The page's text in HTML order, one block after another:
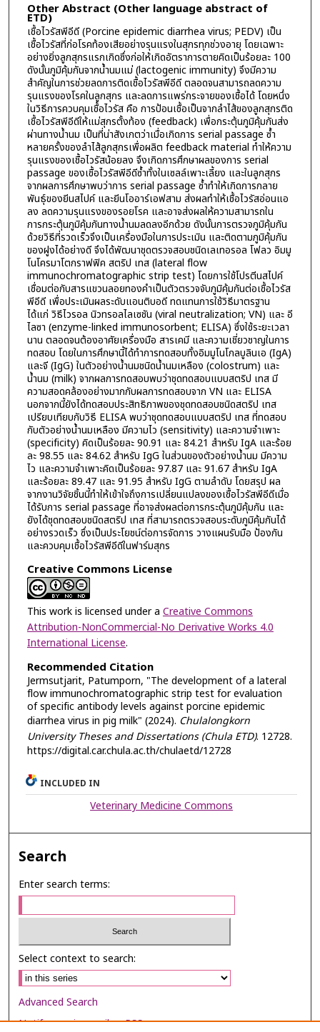
Other Abstract (Other language abstract of
ETD)
เชื้อไวรัสพีอีดี (Porcine epidemic diarrhea virus; PEDV) เป็น
เชื้อไวรัสที่ก่อโรคท้องเสียอย่างรุนแรงในสุกรทุกช่วงอายุ โดยเฉพาะ
อย่างยิ่งลูกสุกรแรกเกิดซึ่งก่อให้เกิดอัตราการตายคิดเป็นร้อยละ 100
ดังนั้นภูมิคุ้มกันจากน้ำนมแม่ (lactogenic immunity) จึงมีความ
สำคัญในการช่วยลดการติดเชื้อไวรัสพีอีดี ตลอดจนสามารถลดความ
รุนแรงของโรคในลูกสุกร และลดการแพร่กระจายของเชื้อได้ โดยหนึ่ง
ในวิธีการควบคุมเชื้อไวรัส คือ การป้อนเชื้อเป็นจากลำไส้ของลูกสุกรติด
เชื้อไวรัสพีอีดีให้แม่สุกรตั้งท้อง (feedback) เพื่อกระตุ้นภูมิคุ้มกันส่ง
ผ่านทางน้ำนม เป็นที่น่าสังเกตว่าเมื่อเกิดการ serial passage ซ้ำ
หลายครั้งของลำไส้ลูกสุกรเพื่อผลิต feedback material ทำให้ความ
รุนแรงของเชื้อไวรัสน้อยลง จึงเกิดการศึกษาผลของการ serial
passage ของเชื้อไวรัสพีอีดีซ้ำทั้งในเซลล์เพาะเลี้ยง และในลูกสุกร
จากผลการศึกษาพบว่าการ serial passage ซ้ำทำให้เกิดการกลาย
พันธุ์ของยีนสไปค์ และยีนโออาร์เอฟสาม ส่งผลทำให้เชื้อไวรัสอ่อนแอ
ลง ลดความรุนแรงของรอยโรค และอาจส่งผลให้ความสามารถใน
การกระตุ้นภูมิคุ้มกันทางน้ำนมลดลงอีกด้วย ดังนั้นการตรวจภูมิคุ้มกัน
ด้วยวิธีที่รวดเร็วจึงเป็นเครื่องมือในการประเมิน และติดตามภูมิคุ้มกัน
ของฝูงได้อย่างดี จึงได้พัฒนาชุดตรวจสอบชนิดเลเทอรอล โฟลว อิมมู
โนโครมาโตกราฟฟิค สตริป เทส (lateral flow
immunochromatographic strip test) โดยการใช้โปรตีนสไปค์
เชื่อมต่อกับสารแขวนลอยทองคำเป็นตัวตรวจจับภูมิคุ้มกันต่อเชื้อไวรัส
พีอีดี เพื่อประเมินผลระดับแอนติบอดี ทดแทนการใช้วิธีมาตรฐาน
ได้แก่ วิธีไวรอล นิวทรอลไลเซชัน (viral neutralization; VN) และ อี
ไลซา (enzyme-linked immunosorbent; ELISA) ซึ่งใช้ระยะเวลา
นาน ตลอดจนต้องอาศัยเครื่องมือ สารเคมี และความเชี่ยวชาญในการ
ทดสอบ โดยในการศึกษานี้ได้ทำการทดสอบทั้งอิมมูโนโกลบูลินเอ (IgA)
และจี (IgG) ในตัวอย่างน้ำนมชนิดน้ำนมเหลือง (colostrum) และ
น้ำนม (milk) จากผลการทดสอบพบว่าชุดทดสอบแบบสตริป เทส มี
ความสอดคล้องอย่างมากกับผลการทดสอบจาก VN และ ELISA
นอกจากนี้ยังได้ทดสอบประสิทธิภาพของชุดทดสอบชนิดสตริป เทส
เปรียบเทียบกับวิธี ELISA พบว่าชุดทดสอบแบบสตริป เทส ที่ทดสอบ
กับตัวอย่างน้ำนมเหลือง มีความไว (sensitivity) และความจำเพาะ
(specificity) คิดเป็นร้อยละ 90.91 และ 84.21 สำหรับ IgA และร้อย
ละ 98.55 และ 84.62 สำหรับ IgG ในส่วนของตัวอย่างน้ำนม มีความ
ไว และความจำเพาะคิดเป็นร้อยละ 97.87 และ 91.67 สำหรับ IgA
และร้อยละ 89.47 และ 91.95 สำหรับ IgG ตามลำดับ โดยสรุป ผล
จากงานวิจัยชิ้นนี้ทำให้เข้าใจถึงการเปลี่ยนแปลงของเชื้อไวรัสพีอีดีเมื่อ
ได้รับการ serial passage ที่อาจส่งผลต่อการกระตุ้นภูมิคุ้มกัน และ
ยังได้ชุดทดสอบชนิดสตริป เทส ที่สามารถตรวจสอบระดับภูมิคุ้มกันได้
อย่างรวดเร็ว ซึ่งเป็นประโยชน์ต่อการจัดการ วางแผนรับมือ ป้องกัน
และควบคุมเชื้อไวรัสพีอีดีในฟาร์มสุกร
Creative Commons License
This work is licensed under a Creative Commons
Attribution-NonCommercial-No Derivative Works 4.0
International License.
Recommended Citation
Jermsutjarit, Patumporn, "The development of a lateral
flow immunochromatographic strip test for evaluation
of specific antibody levels against porcine epidemic
diarrhea virus in pig milk" (2024). Chulalongkorn
University Theses and Dissertations (Chula ETD). 12728.
https://digital.car.chula.ac.th/chulaetd/12728
INCLUDED IN
Veterinary Medicine Commons
Search
Enter search terms:
Select context to search:
Advanced Search
Notify me via email orRSS